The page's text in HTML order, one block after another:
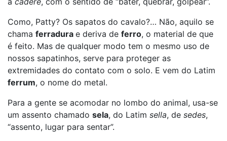
Como, Patty? Os sapatos do cavalo?… Não, aquilo se
chama ferradura e deriva de ferro, o material de que
é feito. Mas de qualquer modo tem o mesmo uso de
nossos sapatinhos, serve para proteger as
extremidades do contato com o solo. E vem do Latim
ferrum, o nome do metal.
Para a gente se acomodar no lombo do animal, usa-se
um assento chamado sela, do Latim sella, de sedes,
“assento, lugar para sentar”.